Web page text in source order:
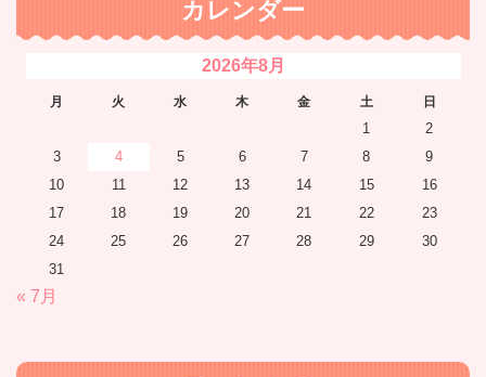
カレンダー
2026年8月
月 火 水 木 金 土 日
1
2
3
4 5 6 7 8
9
10
11 12 13 14 15
16
17
18 19 20 21 22
23
24
25 26 27 28 29
30
31
« 7月